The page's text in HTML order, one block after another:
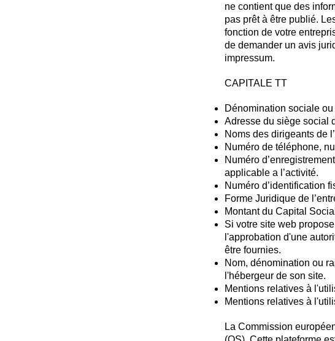
ne contient que des
pas prêt à être publié.
fonction de votre
de demander un avis
impressum.
CAPITALE TT
Dénomination sociale
Adresse du siège social
Noms des dirigeants de
Numéro de téléphone,
Numéro
applicable a l’activité.
Numéro d’identification
Forme Juridique de
Montant du Capital
Si votre site web
l'approbation d'une
être fournies. ​​​
Nom, dénomination ou
l'hébergeur de son site.
Mentions relatives à
Mentions relatives à
La Commission